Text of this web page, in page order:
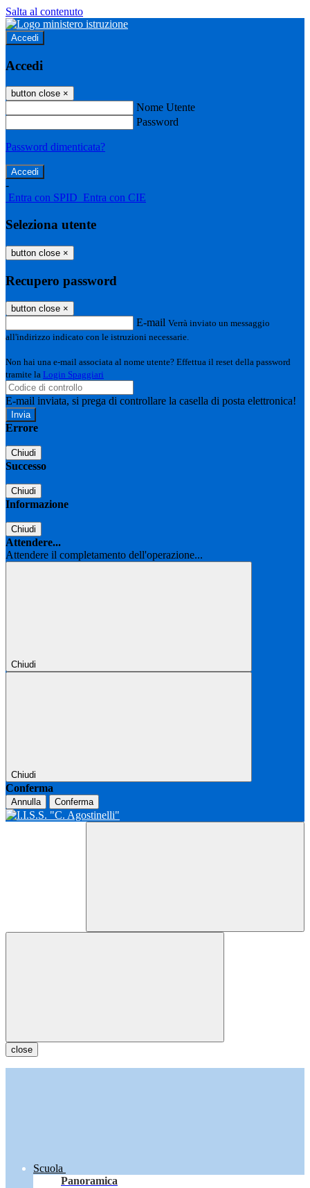
Salta al contenuto
Accedi
Accedi
button close ×
Nome Utente
Password
Password dimenticata?
-
Entra con SPID Entra con CIE
Seleziona utente
button close ×
Recupero password
button close ×
E-mail Verrà inviato un messaggio
all'indirizzo indicato con le istruzioni necessarie.
Non hai una e-mail associata al nome utente? Effettua il reset della password
tramite la Login Spaggiari
E-mail inviata, si prega di controllare la casella di posta elettronica!
Errore
Chiudi
Successo
Chiudi
Informazione
Chiudi
Attendere...
Attendere il completamento dell'operazione...
Chiudi
Chiudi
Conferma
Annulla Conferma
close
Scuola
Panoramica